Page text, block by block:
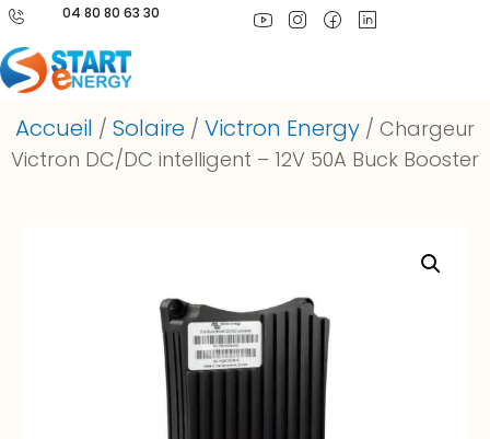
04 80 80 63 30
Accueil / Solaire / Victron Energy / Chargeur
Victron DC/DC intelligent – 12V 50A Buck Booster